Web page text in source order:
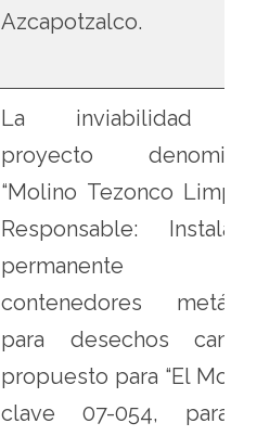
Azcapotzalco.
La inviabilidad
proyecto
“Molino Tezonco
Responsable:
permanente
contenedores
para desechos
propuesto para “El
clave 07-054, para